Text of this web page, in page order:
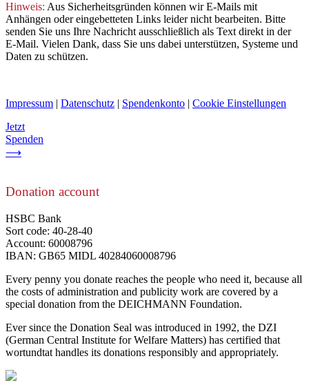
Hinweis: Aus Sicherheitsgründen können wir E-Mails mit
Anhängen oder eingebetteten Links leider nicht bearbeiten. Bitte
senden Sie uns Ihre Nachricht ausschließlich als Text direkt in der
E-Mail. Vielen Dank, dass Sie uns dabei unterstützen, Systeme und
Daten zu schützen.
Impressum Datenschutz Spendenkonto
Cookie Einstellungen
Jetzt
Spenden
⟶
Donation account
HSBC Bank
Sort code: 40-28-40
Account: 60008796
IBAN: GB65 MIDL 40284060008796
Every penny you donate reaches the people who need it, because all
the costs of administration and publicity work are covered by a
special donation from the DEICHMANN Foundation.
Ever since the Donation Seal was introduced in 1992, the DZI
(German Central Institute for Welfare Matters) has certified that
wortundtat handles its donations responsibly and appropriately.